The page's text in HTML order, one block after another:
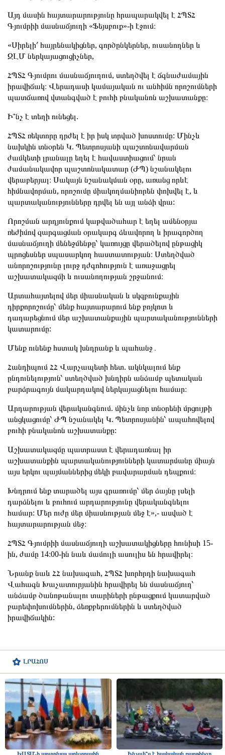
ԼՐԱՀՈՍ
Այդ մասին հայտարարությունը հրապարակվել է ՀՊՏՀ
Գյումրիի մասնաճյուղի «Ֆեյսբուք»-ի էջում։
«Սիրելի՛ հայրենակիցներ, գործընկերներ, ուսանողներ և
ԶԼՄ ներկայացուցիչներ,
ՀՊՏՀ Գյումրու մասնաճյուղում, ստեղծվել է ճգնաժամային
իրավիճակ։ Վերադասի կամայական ու անհիմն որոշումների
պատճառով վտանգված է բուհի բնականոն աշխատանքը։
Ի՞նչ է տեղի ունեցել.
ՀՊՏՀ ռեկտորը դրժել է իր իսկ տրված խոստումը: Մինչև
նախկին տնօրեն Կ. Պետրոսյանի պաշտոնավարման
ժամկետի լրանալը եղել է հավաստիացում՝ նրան
ժամանակավոր պաշտոնակատար (ԺՊ) նշանակելու
վերաբերյալ։ Սակայն նշանակման օրը, առանց որևէ
հիմնավորման, որոշումը միակողմանիորեն փոխվել է, և
պարտականությունները դրվել են այլ անձի վրա:
Որոշման արդյունքում կաթվածահար է եղել ամենօրյա
ռեժիմով զարգացման օրակարգ ձևավորող և իրագործող
մասնաճյուղի մենեջմենթը՝ կառույցը վերածելով ընթացիկ
պրոցեսներ սպասարկող հաստատության։ Ստեղծված
անորոշությունը լուրջ դժգոհություն է առաջացրել
աշխատակազմի և ուսանողության շրջանում։
Արտահայտելով մեր միասնական և սկզբունքային
դիրքորոշումը՝ մենք հայտարարում ենք բոյկոտ և
դադարեցնում մեր աշխատանքային պարտականությունների
կատարումը:
Մենք ունենք հստակ խնդրանք և պահանջ․
Հանդիպում ՀՀ Վարչապետի հետ. ակնկալում ենք
ընդունելություն՝ ստեղծված խնդիրն անձամբ պետական
բարձրագույն մակարդակով ներկայացնելու համար։
Արդարության վերականգնում. մինչև նոր տնօրենի մրցույթի
անցկացումը՝ ԺՊ նշանակել Կ. Պետրոսյանին՝ ապահովելով
բուհի բնականոն աշխատանքը:
Աշխատակազմը պատրաստ է վերադառնալ իր
աշխատանքին պարտականությունների կատարմանը միայն
այս երկու պայմաններից մեկի բավարարման դեպքում։
Խնդրում ենք տարածել այս գրառումը՝ մեր ձայնը լսելի
դարձնելու և բուհում արդարությունը վերականգնելու
համար: Մեր ուժը մեր միասնության մեջ է»,- ասված է
հայտարարության մեջ։
ՀՊՏՀ Գյումրիի մասնաճյուղի աշխատակիցները հունիսի 15-
ին, ժամը 14։00-ին նաև մամուլի ասուլիս են հրավիրել։
Նրանք նաև ՀՀ նախագահ, ՀՊՏՀ խորհրդի նախագահ
Վահագն Խաչատուրյանին հրավիրել են մասնաճյուղ՝
անձամբ ծանոթանալու տարիների ընթացքում կատարված
բարեփոխումներին, ձեռքբերումներին և ստեղծված
իրավիճակին: